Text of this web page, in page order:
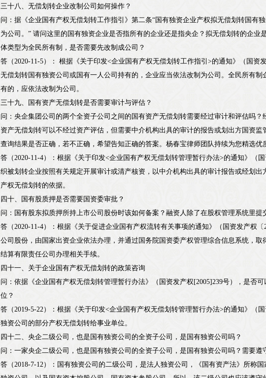
三十八、无偿划转企业改制公司如何操作？
问：据《企业国有产权无偿划转工作指引》第二条“国有独资企业产权拟无偿划转国有
为公司。” 请问这里的国有独资企业是否指所有的企业还是指央企？拟无偿划转的企业
体类型为全民所有制，是否需要先改制成公司？
答（2020-11-5）： 根据《关于印发<企业国有产权无偿划转工作指引>的通知》（国资
无偿划转国有独资公司或国有一人公司持有的，企业应当依法改制为公司。全民所有
有的，应依法改制为公司。
三十九、国有资产无偿划转是否需要审计与评估？
问：央企集团公司的两个全资子公司之间的国有资产无偿划转需要经过审计和评估吗
资产无偿划转可以不经过资产评估，但需要中介机构出具的审计的报告或划出方国资
查询结果是否正确，若不正确，希望告知正确的答案。杨春宝律师团队持续为您精选优
答（2020-11-4）：根据《关于印发<企业国有产权无偿划转管理暂行办法>的通知》（
织被划转企业按照有关规定开展审计或清产核资，以中介机构出具的审计报告或经划
产权无偿划转的依据。
四十、国有股质押是否需要国资委审批？
问：国有股东拟质押所持上市公司股份时该如何备案？融资人除了在股权管理系统里提
答（2020-11-4）：根据《关于促进企业国有产权流转有关事项的通知》（国资发产权
公司股份，由国家出资企业依法办理，并通过国务院国资委产权管理综合信息系统，
结算有限责任公司办理相关手续。
四十一、关于企业国有产权无偿划转的政策咨询
问：依据《企业国有产权无偿划转管理暂行办法》（国资发产权[2005]239号），是否
位？
答（2019-5-22）：根据《关于印发<企业国有产权无偿划转管理暂行办法>的通知》（
独资公司的部分产权无偿划转给事业单位。
四十二、央企二级公司，也是国有独资公司的全资子公司，是国有独资公司吗？
问：一家央企二级公司，也是国有独资公司的全资子公司，是国有独资公司吗？需要遵
答（2018-7-12）：国有独资公司的二级公司，是法人独资公司，《国有资产法》所称